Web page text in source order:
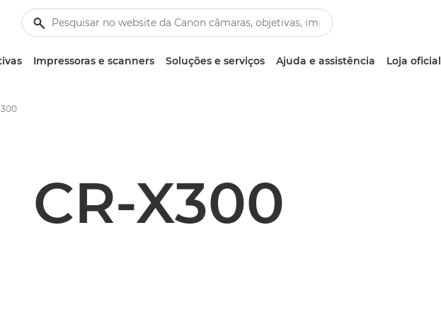
Impressoras e scanners Soluções e serviços Ajuda e assistência Loja oficial
CR-X300